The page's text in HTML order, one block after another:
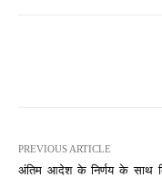
PREVIOUS ARTICLE
अंतिम आदेश के निर्णय के साथ